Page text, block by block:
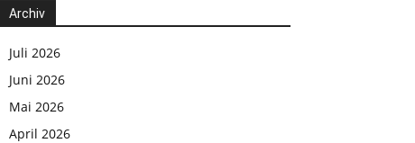
Archiv
Juli 2026
Juni 2026
Mai 2026
April 2026